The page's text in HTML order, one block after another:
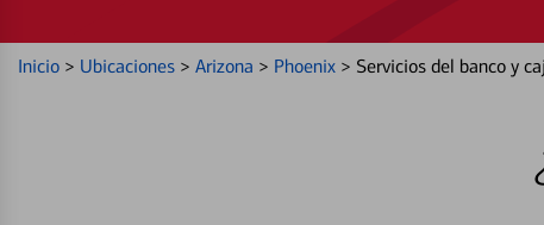
Inicio > Ubicaciones > Arizona > Phoenix > Servicios del banco y